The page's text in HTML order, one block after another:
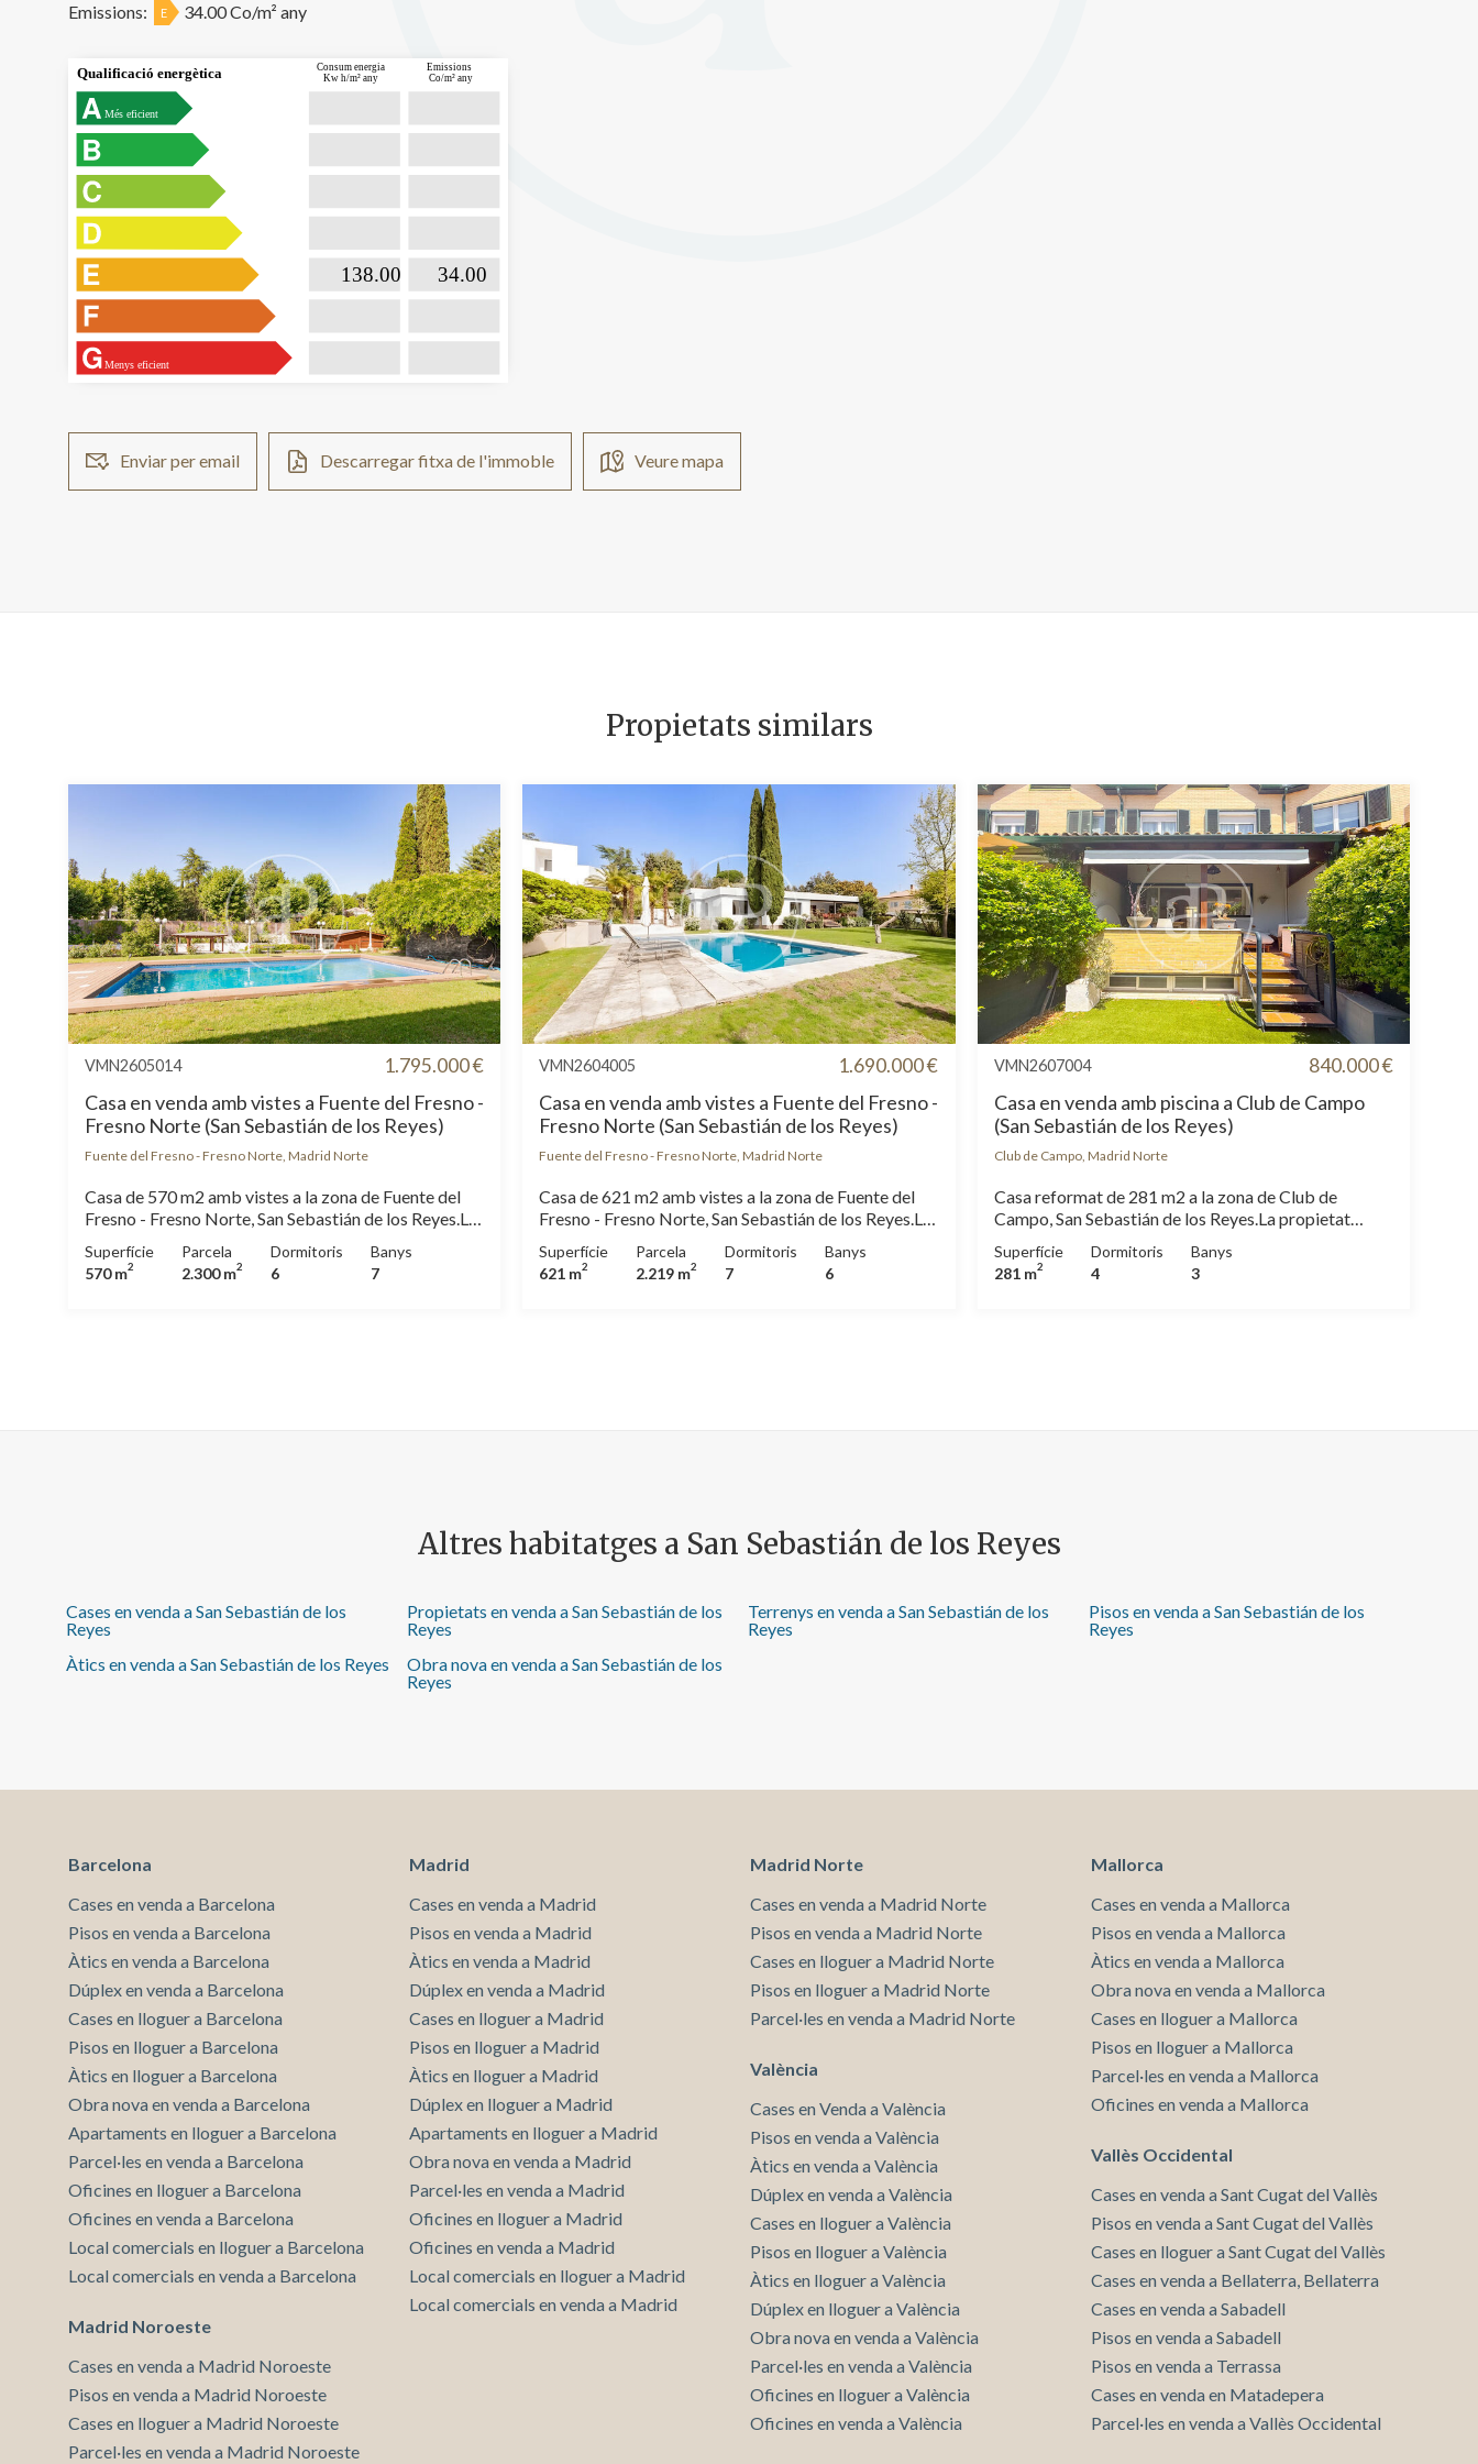
Emissions:
E 34.00 Co/m² any
Més eficient
Menys eficient
Qualificació energètica
Consum energia
Kw h/m² any
Emissions
Co/m² any
138.00
34.00
Enviar per email Descarregar fitxa de l'immoble Veure mapa
Propietats similars
VMN2605014 1.795.000 €
Casa en venda amb vistes a Fuente del Fresno -
Fresno Norte (San Sebastián de los Reyes)
Fuente del Fresno - Fresno Norte, Madrid Norte
Casa de 570 m2 amb vistes a la zona de Fuente del
Fresno - Fresno Norte, San Sebastián de los Reyes.La
llar de foc, 3 places d'aparcament, aire condicionat,
armaris encastats, bugaderia, pati posterior,
Superfície
570 m2
Parcela
2.300 m2
Dormitoris
6
Banys
7
VMN2604005 1.690.000 €
Casa en venda amb vistes a Fuente del Fresno -
Fresno Norte (San Sebastián de los Reyes)
Fuente del Fresno - Fresno Norte, Madrid Norte
Casa de 621 m2 amb vistes a la zona de Fuente del
Fresno - Fresno Norte, San Sebastián de los Reyes.La
llar de foc, 4 places d'aparcament, armaris encastats,
bugaderia, pati posterior, calefacció i traster.
Superfície
621 m2
Parcela
2.219 m2
Dormitoris
7
Banys
6
VMN2607004 840.000 €
Casa en venda amb piscina a Club de Campo
(San Sebastián de los Reyes)
Club de Campo, Madrid Norte
Casa reformat de 281 m2 a la zona de Club de
Campo, San Sebastián de los Reyes.La propietat
places d'aparcament, aire condicionat, bugaderia,
pati posterior, calefacció, consergeria i traster.
Superfície
281 m2
Dormitoris
4
Banys
3
Altres habitatges a San Sebastián de los Reyes
Cases en venda a San Sebastián de los
Reyes
Propietats en venda a San Sebastián de los
Reyes
Terrenys en venda a San Sebastián de los
Reyes
Pisos en venda a San Sebastián de los
Reyes
Àtics en venda a San Sebastián de los Reyes
Obra nova en venda a San Sebastián de los
Reyes
Barcelona
Cases en venda a Barcelona
Pisos en venda a Barcelona
Àtics en venda a Barcelona
Dúplex en venda a Barcelona
Cases en lloguer a Barcelona
Pisos en lloguer a Barcelona
Àtics en lloguer a Barcelona
Obra nova en venda a Barcelona
Apartaments en lloguer a Barcelona
Parcel·les en venda a Barcelona
Oficines en lloguer a Barcelona
Oficines en venda a Barcelona
Local comercials en lloguer a Barcelona
Local comercials en venda a Barcelona
Madrid Noroeste
Cases en venda a Madrid Noroeste
Pisos en venda a Madrid Noroeste
Cases en lloguer a Madrid Noroeste
Parcel·les en venda a Madrid Noroeste
Madrid
Cases en venda a Madrid
Pisos en venda a Madrid
Àtics en venda a Madrid
Dúplex en venda a Madrid
Cases en lloguer a Madrid
Pisos en lloguer a Madrid
Àtics en lloguer a Madrid
Dúplex en lloguer a Madrid
Apartaments en lloguer a Madrid
Obra nova en venda a Madrid
Parcel·les en venda a Madrid
Oficines en lloguer a Madrid
Oficines en venda a Madrid
Local comercials en lloguer a Madrid
Local comercials en venda a Madrid
Madrid Norte
Cases en venda a Madrid Norte
Pisos en venda a Madrid Norte
Cases en lloguer a Madrid Norte
Pisos en lloguer a Madrid Norte
Parcel·les en venda a Madrid Norte
València
Cases en Venda a València
Pisos en venda a València
Àtics en venda a València
Dúplex en venda a València
Cases en lloguer a València
Pisos en lloguer a València
Àtics en lloguer a València
Dúplex en lloguer a València
Obra nova en venda a València
Parcel·les en venda a València
Oficines en lloguer a València
Oficines en venda a València
Mallorca
Cases en venda a Mallorca
Pisos en venda a Mallorca
Àtics en venda a Mallorca
Obra nova en venda a Mallorca
Cases en lloguer a Mallorca
Pisos en lloguer a Mallorca
Parcel·les en venda a Mallorca
Oficines en venda a Mallorca
Vallès Occidental
Cases en venda a Sant Cugat del Vallès
Pisos en venda a Sant Cugat del Vallès
Cases en lloguer a Sant Cugat del Vallès
Cases en venda a Bellaterra, Bellaterra
Cases en venda a Sabadell
Pisos en venda a Sabadell
Pisos en venda a Terrassa
Cases en venda en Matadepera
Parcel·les en venda a Vallès Occidental